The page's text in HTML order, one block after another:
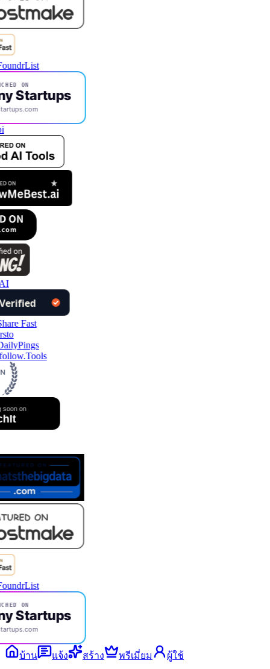
ON
Startups
ON
Startups
บ้าน แจ้ง สร้าง พรีเมี่ยม ผู้ใช้